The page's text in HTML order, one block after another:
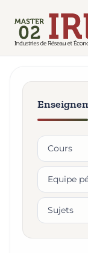
Cours
Equipe
Sujets